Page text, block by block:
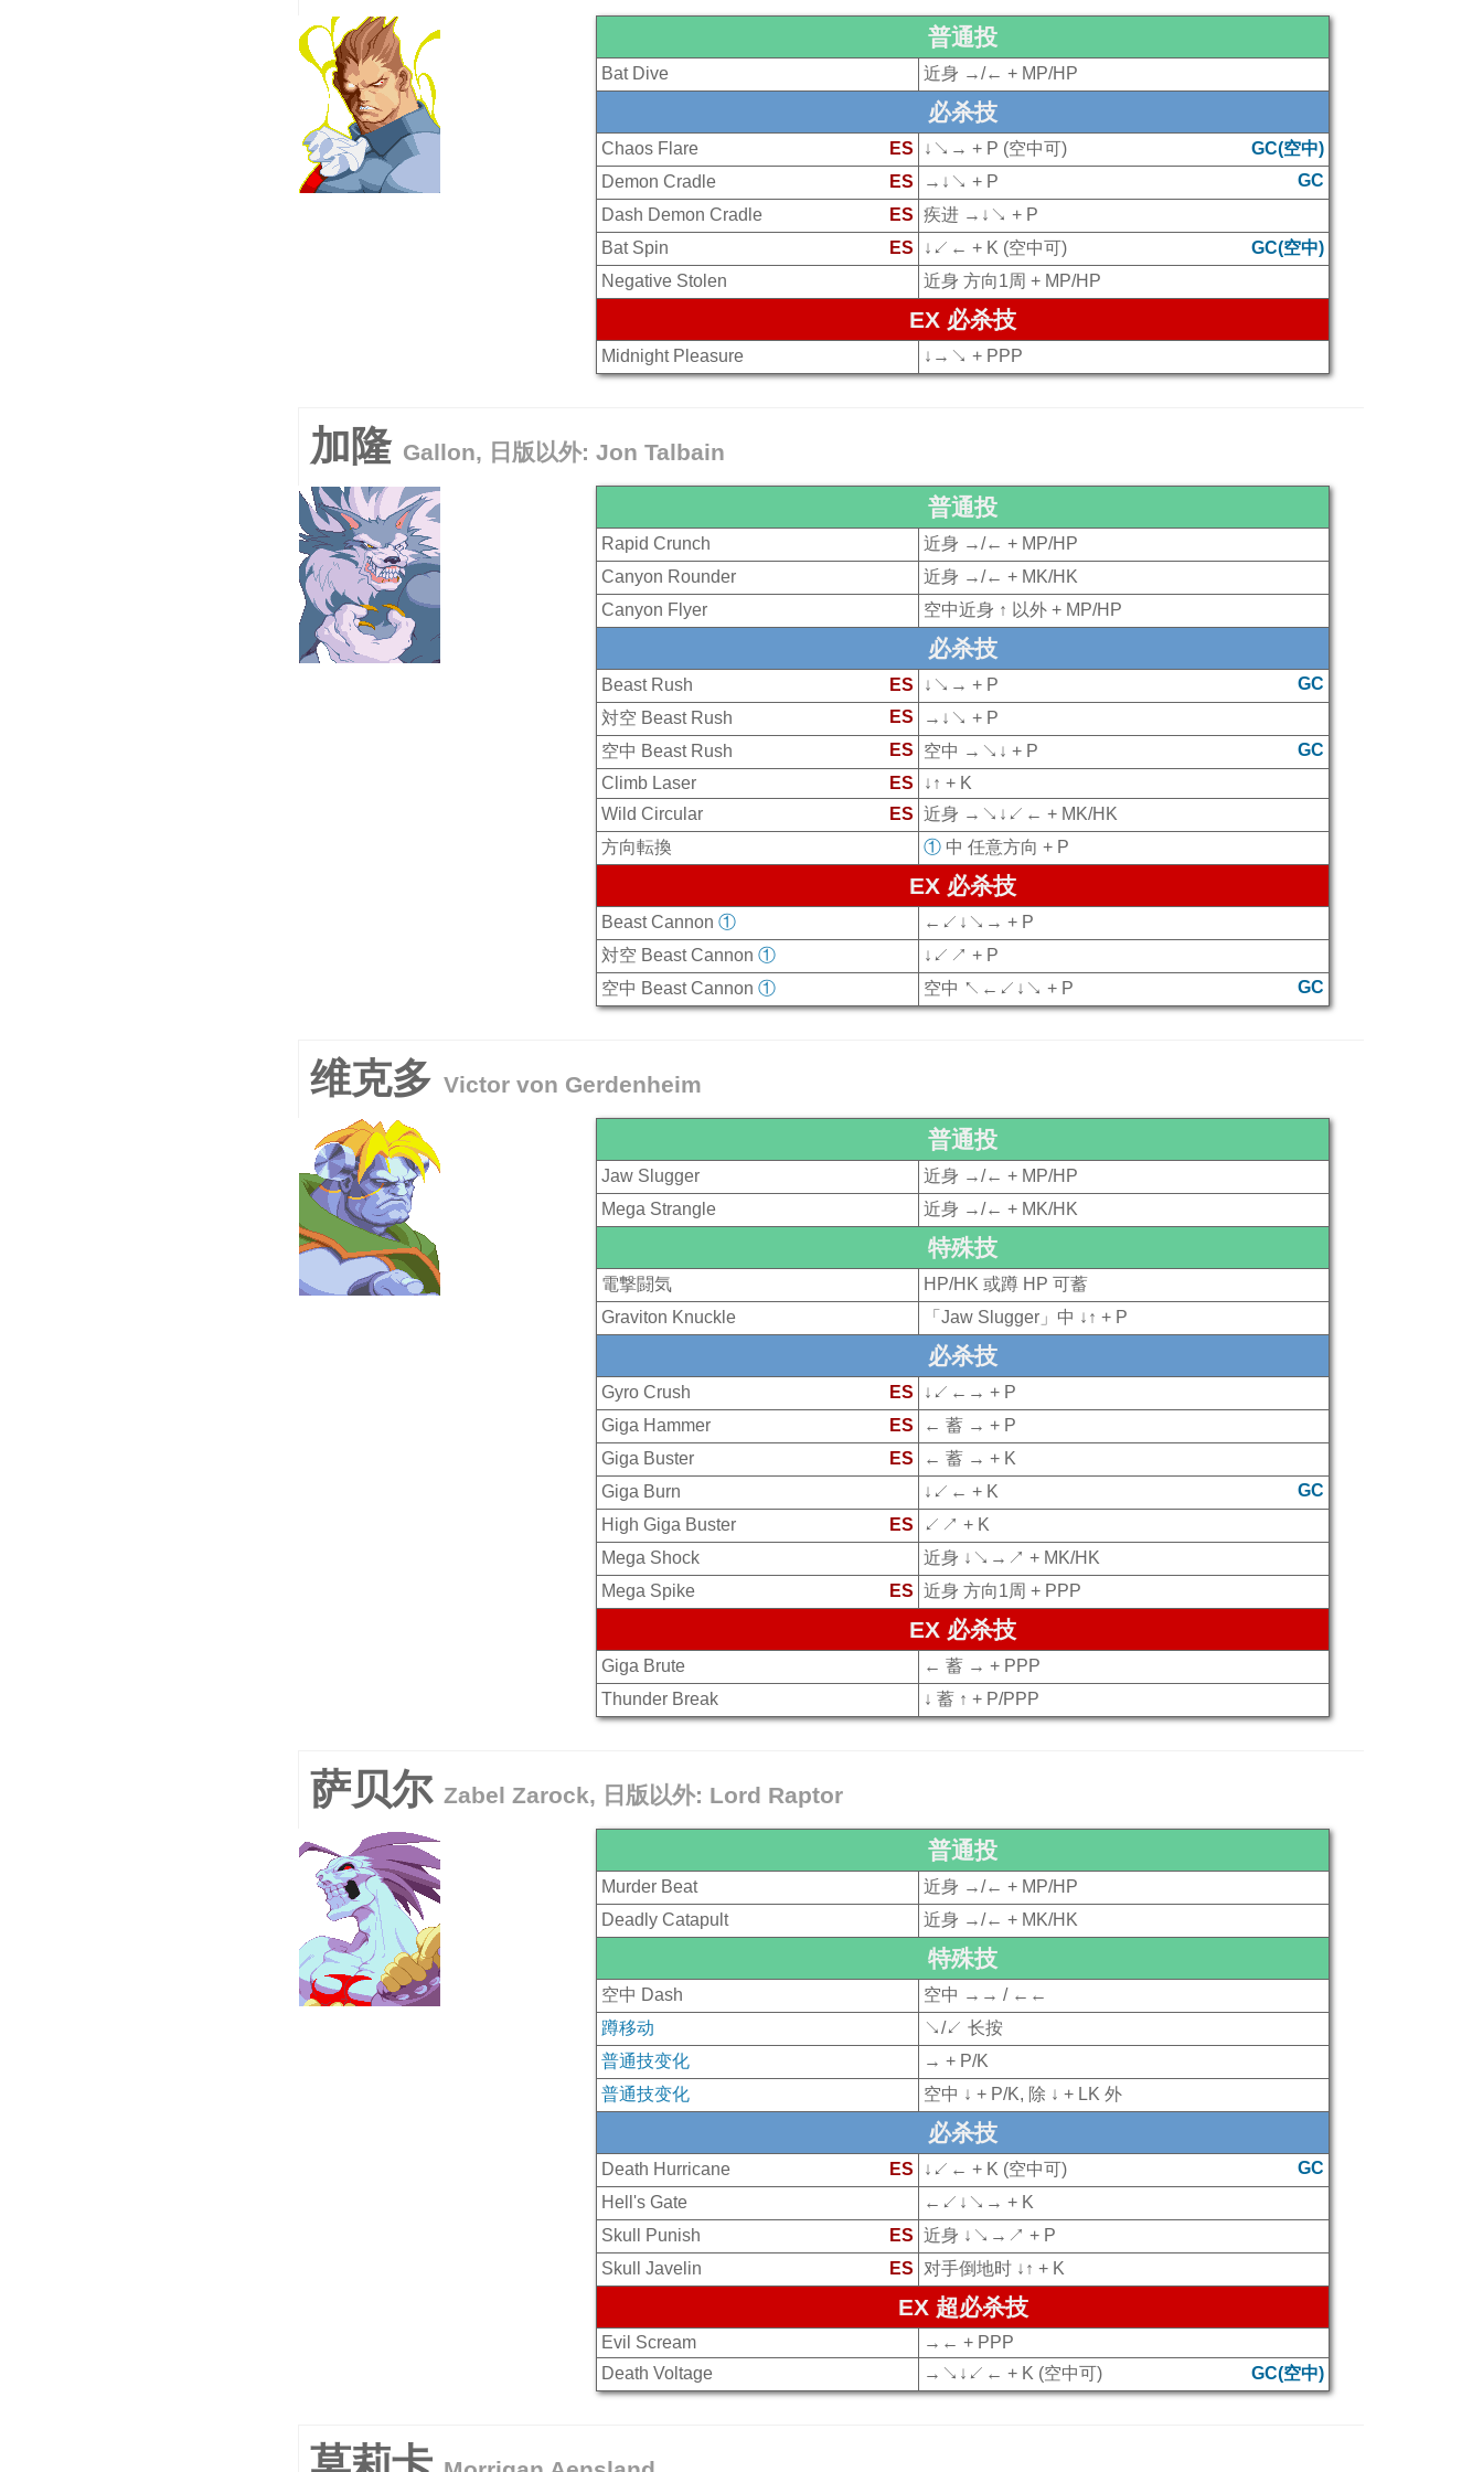
普通投
Bat Dive 近身 →/← + MP/HP
必杀技
ES
Chaos Flare GC(空中)
↓↘→ + P (空中可)
ES
Demon Cradle GC
→↓↘ + P
ES
Dash Demon Cradle
疾进 →↓↘ + P
ES
Bat Spin GC(空中)
↓↙← + K (空中可)
Negative Stolen
近身 方向1周 + MP/HP
EX 必杀技
Midnight Pleasure ↓→↘ + PPP
加隆 Gallon, 日版以外: Jon Talbain
普通投
Rapid Crunch
近身 →/← + MP/HP
Canyon Rounder
近身 →/← + MK/HK
Canyon Flyer
空中近身 ↑ 以外 + MP/HP
必杀技
ES
Beast Rush GC
↓↘→ + P
ES
対空 Beast Rush
→↓↘ + P
ES
空中 Beast Rush GC
空中 →↘↓ + P
ES
Climb Laser
↓↑ + K
ES
Wild Circular
近身 →↘↓↙← + MK/HK
方向転換
① 中 任意方向 + P
EX 必杀技
Beast Cannon ①
←↙↓↘→ + P
対空 Beast Cannon ①
↓↙↗ + P
空中 Beast Cannon ① GC
空中 ↖←↙↓↘ + P
维克多 Victor von Gerdenheim
普通投
Jaw Slugger
近身 →/← + MP/HP
Mega Strangle
近身 →/← + MK/HK
特殊技
電撃闘気
HP/HK 或蹲 HP 可蓄
Graviton Knuckle
「Jaw Slugger」中 ↓↑ + P
必杀技
ES
Gyro Crush
↓↙←→ + P
ES
Giga Hammer
← 蓄 → + P
ES
Giga Buster
← 蓄 → + K
Giga Burn
GC
↓↙← + K
ES
High Giga Buster
↙↗ + K
Mega Shock
近身 ↓↘→↗ + MK/HK
ES
Mega Spike 近身 方向1周 + PPP
EX 必杀技
Giga Brute
← 蓄 → + PPP
Thunder Break
↓ 蓄 ↑ + P/PPP
萨贝尔 Zabel Zarock, 日版以外: Lord Raptor
普通投
Murder Beat
近身 →/← + MP/HP
Deadly Catapult
近身 →/← + MK/HK
特殊技
空中 Dash
空中 →→ / ←←
蹲移动
↘/↙ 长按
普通技变化
→ + P/K
普通技变化
空中 ↓ + P/K, 除 ↓ + LK 外
必杀技
ES
Death Hurricane GC
↓↙← + K (空中可)
Hell's Gate
←↙↓↘→ + K
ES
Skull Punish
近身 ↓↘→↗ + P
ES
Skull Javelin 对手倒地时 ↓↑ + K
EX 超必杀技
Evil Scream
→← + PPP
Death Voltage
GC(空中)
→↘↓↙← + K (空中可)